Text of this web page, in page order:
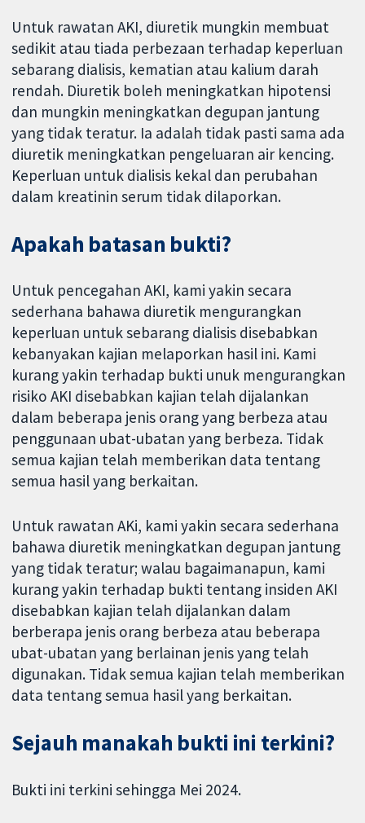
Untuk rawatan AKI, diuretik mungkin membuat
sedikit atau tiada perbezaan terhadap keperluan
sebarang dialisis, kematian atau kalium darah
rendah. Diuretik boleh meningkatkan hipotensi
dan mungkin meningkatkan degupan jantung
yang tidak teratur. Ia adalah tidak pasti sama ada
diuretik meningkatkan pengeluaran air kencing.
Keperluan untuk dialisis kekal dan perubahan
dalam kreatinin serum tidak dilaporkan.
Apakah batasan bukti?
Untuk pencegahan AKI, kami yakin secara
sederhana bahawa diuretik mengurangkan
keperluan untuk sebarang dialisis disebabkan
kebanyakan kajian melaporkan hasil ini. Kami
kurang yakin terhadap bukti unuk mengurangkan
risiko AKI disebabkan kajian telah dijalankan
dalam beberapa jenis orang yang berbeza atau
penggunaan ubat-ubatan yang berbeza. Tidak
semua kajian telah memberikan data tentang
semua hasil yang berkaitan.
Untuk rawatan AKi, kami yakin secara sederhana
bahawa diuretik meningkatkan degupan jantung
yang tidak teratur; walau bagaimanapun, kami
kurang yakin terhadap bukti tentang insiden AKI
disebabkan kajian telah dijalankan dalam
berberapa jenis orang berbeza atau beberapa
ubat-ubatan yang berlainan jenis yang telah
digunakan. Tidak semua kajian telah memberikan
data tentang semua hasil yang berkaitan.
Sejauh manakah bukti ini terkini?
Bukti ini terkini sehingga Mei 2024.